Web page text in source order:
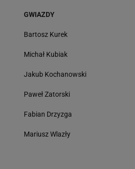
GWIAZDY
Bartosz Kurek
Michał Kubiak
Jakub Kochanowski
Paweł Zatorski
Fabian Drzyzga
Mariusz Wlazły